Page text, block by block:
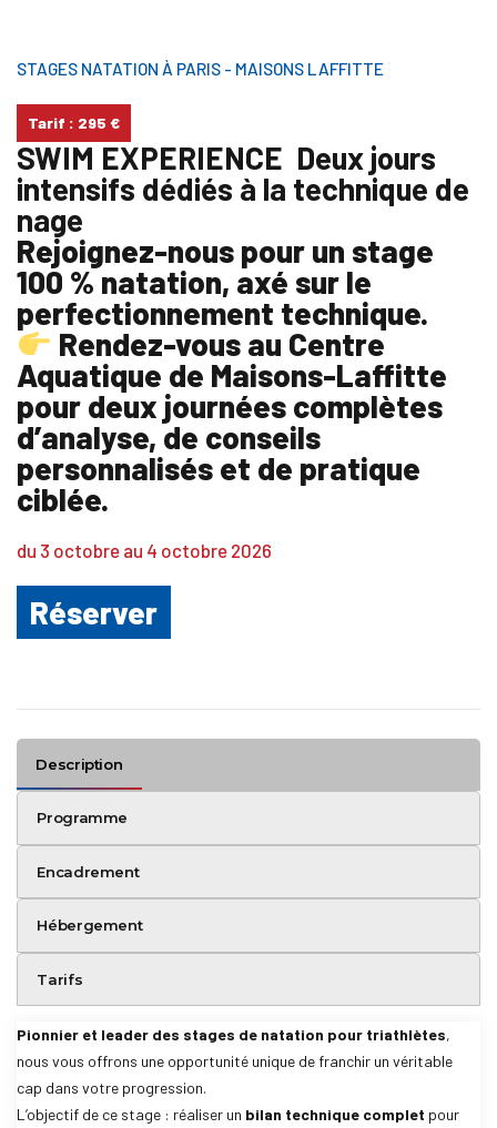
STAGES NATATION À PARIS - MAISONS LAFFITTE
Tarif : 295 €
SWIM EXPERIENCE Deux jours
intensifs dédiés à la technique de
nage
Rejoignez-nous pour un stage
100 % natation, axé sur le
perfectionnement technique.
Rendez-vous au Centre
Aquatique de Maisons-Laffitte
pour deux journées complètes
d’analyse, de conseils
personnalisés et de pratique
ciblée.
du 3 octobre au 4 octobre 2026
Réserver
Description
Programme
Encadrement
Hébergement
Tarifs
Pionnier et leader des stages de natation pour triathlètes,
nous vous offrons une opportunité unique de franchir un véritable
cap dans votre progression.
L’objectif de ce stage : réaliser un bilan technique complet pour